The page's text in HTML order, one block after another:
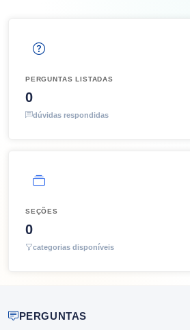
PERGUNTAS LISTADAS
0
dúvidas respondidas
SEÇÕES
0
categorias disponíveis
PERGUNTAS